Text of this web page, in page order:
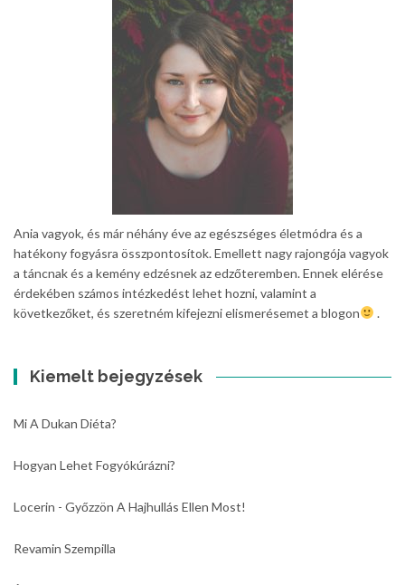
Ania vagyok, és már néhány éve az egészséges életmódra és a
hatékony fogyásra összpontosítok. Emellett nagy rajongója vagyok
a táncnak és a kemény edzésnek az edzőteremben. Ennek elérése
érdekében számos intézkedést lehet hozni, valamint a
következőket, és szeretném kifejezni elismerésemet a blogon
.
Kiemelt bejegyzések
Mi A Dukan Diéta?
Hogyan Lehet Fogyókúrázni?
Locerin - Győzzön A Hajhullás Ellen Most!
Revamin Szempilla